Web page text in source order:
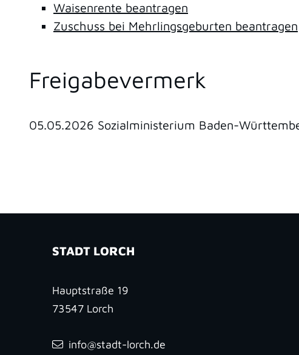
Waisenrente beantragen
Zuschuss bei Mehrlingsgeburten beantragen
Freigabevermerk
05.05.2026 Sozialministerium Baden-
STADT LORCH
Hauptstraße 19
73547 Lorch
info@stadt-lorch.de